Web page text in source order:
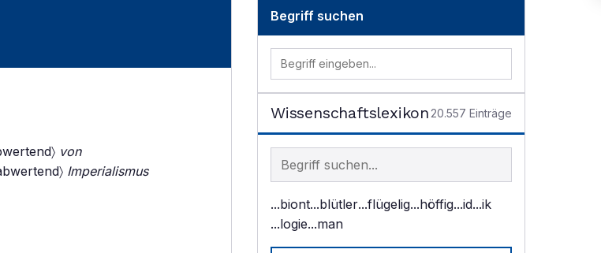
von
Imperialismus
Begriff suchen
Wissenschaftslexikon 20.557 Einträge
Begriff im Lexikon suchen
...biont...blütler...flügelig...höffig...id...ik
...logie...man